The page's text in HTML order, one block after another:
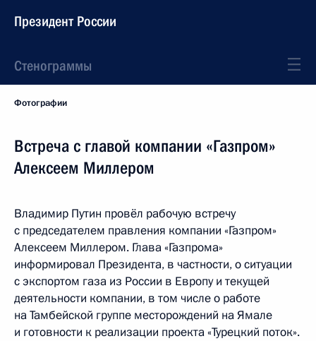
Президент России
Стенограммы
Фотографии
Встреча с главой компании «Газпром»
Алексеем Миллером
Владимир Путин провёл рабочую встречу
с председателем правления компании «Газпром»
Алексеем Миллером. Глава «Газпрома»
информировал Президента, в частности, о ситуации
с экспортом газа из России в Европу и текущей
деятельности компании, в том числе о работе
на Тамбейской группе месторождений на Ямале
и готовности к реализации проекта «Турецкий поток».